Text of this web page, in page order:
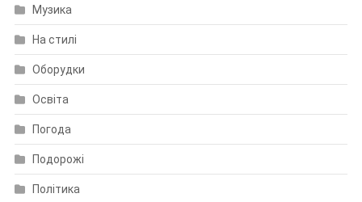
Музика
На стилі
Оборудки
Освіта
Погода
Подорожі
Політика